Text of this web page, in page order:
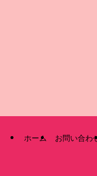
ホーム お問い合わ